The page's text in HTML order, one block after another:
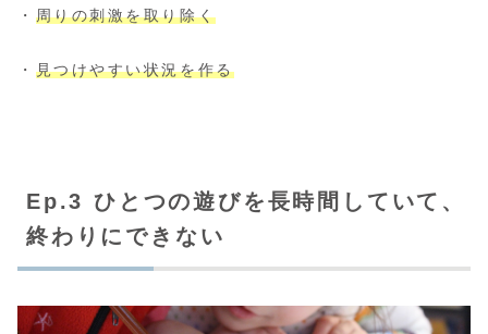
・ 周りの刺激を取り除く
・ 見つけやすい状況を作る
Ep.3 ひとつの遊びを長時間していて、
終わりにできない